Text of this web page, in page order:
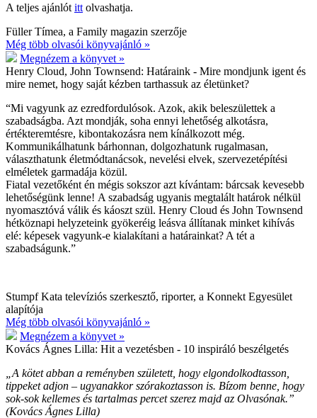
A teljes ajánlót itt olvashatja.
Füller Tímea, a Family magazin szerzője
Még több olvasói könyvajánló »
Megnézem a könyvet »
Henry Cloud, John Townsend: Határaink - Mire mondjunk igent és
mire nemet, hogy saját kézben tarthassuk az életünket?
“Mi vagyunk az ezredfordulósok. Azok, akik beleszülettek a
szabadságba. Azt mondják, soha ennyi lehetőség alkotásra,
értékteremtésre, kibontakozásra nem kínálkozott még.
Kommunikálhatunk bárhonnan, dolgozhatunk rugalmasan,
választhatunk életmódtanácsok, nevelési elvek, szervezetépítési
elméletek garmadája közül.
Fiatal vezetőként én mégis sokszor azt kívántam: bárcsak kevesebb
lehetőségünk lenne! A szabadság ugyanis megtalált határok nélkül
nyomasztóvá válik és káoszt szül. Henry Cloud és John Townsend
hétköznapi helyzeteink gyökeréig leásva állítanak minket kihívás
elé: képesek vagyunk-e kialakítani a határainkat? A tét a
szabadságunk.”
Stumpf Kata televíziós szerkesztő, riporter, a Konnekt Egyesület
alapítója
Még több olvasói könyvajánló »
Megnézem a könyvet »
Kovács Ágnes Lilla: Hit a vezetésben - 10 inspiráló beszélgetés
„A kötet abban a reményben született, hogy elgondolkodtasson,
tippeket adjon – ugyanakkor szórakoztasson is. Bízom benne, hogy
sok-sok kellemes és tartalmas percet szerez majd az Olvasónak.”
(Kovács Ágnes Lilla)